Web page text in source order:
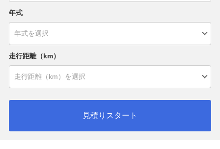
年式
走行距離（km）
見積りスタート